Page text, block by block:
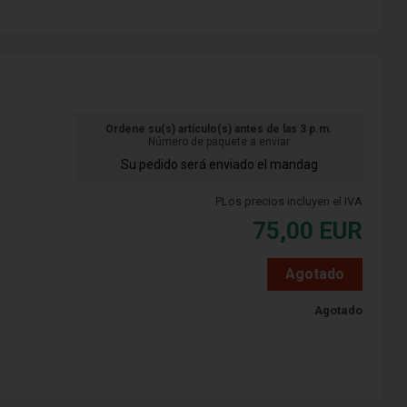
Ordene su(s) artículo(s) antes de las 3 p.m.
Número de paquete a enviar
Su pedido será enviado el mandag
PLos precios incluyen el IVA
75,00 EUR
Agotado
Agotado